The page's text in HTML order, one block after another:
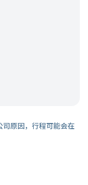
原因，行程可能会在